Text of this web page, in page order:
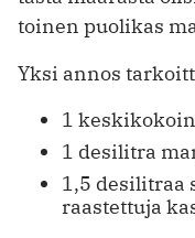
toinen puolikas
Yksi annos
1
1 desilitra
1,5 desilitraa
raastettuja